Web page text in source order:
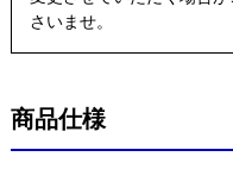
さいませ。
商品仕様